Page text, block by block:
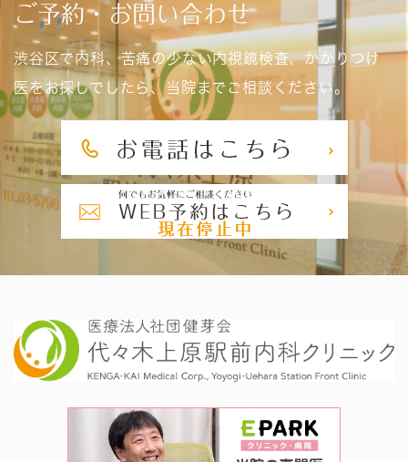
ご予約・お問い合わせ
渋谷区で内科、苦痛の少ない内視鏡検査、かかりつけ
医をお探しでしたら、当院までご相談ください。